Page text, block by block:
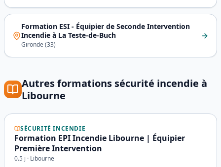
Formation ESI - Équipier de Seconde Intervention
Incendie à La Teste-de-Buch
Gironde(33)
Autres formations sécurité incendie à
Libourne
SÉCURITÉ INCENDIE
Formation EPI Incendie Libourne | Équipier
Première Intervention
0.5 j · Libourne